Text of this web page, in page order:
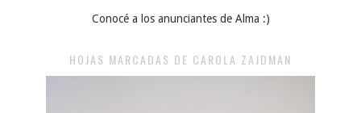
Conocé a los anunciantes de Alma :)
HOJAS MARCADAS DE CAROLA ZAJDMAN